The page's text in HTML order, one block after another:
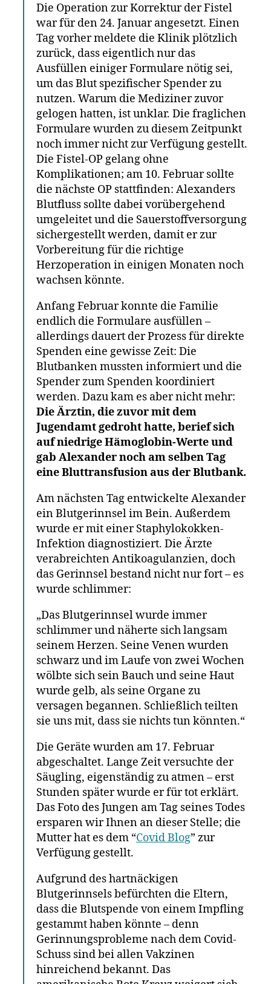
Die Operation zur Korrektur der Fistel
war für den 24. Januar angesetzt. Einen
Tag vorher meldete die Klinik plötzlich
zurück, dass eigentlich nur das
Ausfüllen einiger Formulare nötig sei,
um das Blut spezifischer Spender zu
nutzen. Warum die Mediziner zuvor
gelogen hatten, ist unklar. Die fraglichen
Formulare wurden zu diesem Zeitpunkt
noch immer nicht zur Verfügung gestellt.
Die Fistel-OP gelang ohne
Komplikationen; am 10. Februar sollte
die nächste OP stattfinden: Alexanders
Blutfluss sollte dabei vorübergehend
umgeleitet und die Sauerstoffversorgung
sichergestellt werden, damit er zur
Vorbereitung für die richtige
Herzoperation in einigen Monaten noch
wachsen könnte.
Anfang Februar konnte die Familie
endlich die Formulare ausfüllen –
allerdings dauert der Prozess für direkte
Spenden eine gewisse Zeit: Die
Blutbanken mussten informiert und die
Spender zum Spenden koordiniert
werden. Dazu kam es aber nicht mehr:
Die Ärztin, die zuvor mit dem
Jugendamt gedroht hatte, berief sich
auf niedrige Hämoglobin-Werte und
gab Alexander noch am selben Tag
eine Bluttransfusion aus der Blutbank.
Am nächsten Tag entwickelte Alexander
ein Blutgerinnsel im Bein. Außerdem
wurde er mit einer Staphylokokken-
Infektion diagnostiziert. Die Ärzte
verabreichten Antikoagulanzien, doch
das Gerinnsel bestand nicht nur fort – es
wurde schlimmer:
„Das Blutgerinnsel wurde immer
schlimmer und näherte sich langsam
seinem Herzen. Seine Venen wurden
schwarz und im Laufe von zwei Wochen
wölbte sich sein Bauch und seine Haut
wurde gelb, als seine Organe zu
versagen begannen. Schließlich teilten
sie uns mit, dass sie nichts tun könnten.“
Die Geräte wurden am 17. Februar
abgeschaltet. Lange Zeit versuchte der
Säugling, eigenständig zu atmen – erst
Stunden später wurde er für tot erklärt.
Das Foto des Jungen am Tag seines Todes
ersparen wir Ihnen an dieser Stelle; die
Mutter hat es dem “Covid Blog” zur
Verfügung gestellt.
Aufgrund des hartnäckigen
Blutgerinnsels befürchten die Eltern,
dass die Blutspende von einem Impfling
gestammt haben könnte – denn
Gerinnungsprobleme nach dem Covid-
Schuss sind bei allen Vakzinen
hinreichend bekannt. Das